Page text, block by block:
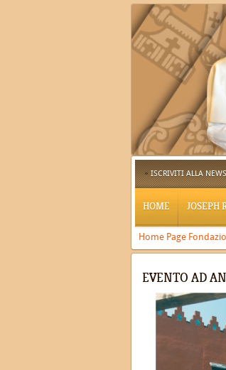
ISCRIVITI ALLA
HOME JOSEPH
Home Page
EVENTO AD